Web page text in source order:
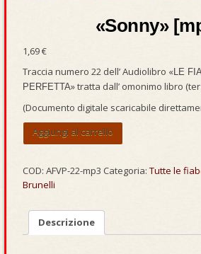
«Sonny»
1,69€
Traccia numero 22 dell’ Audiolibro «LE
PERFETTA» tratta dall’ omonimo libro
(Documento digitale scaricabile
«Sonny»
[mp3]
Aggiungi al carrello
COD:AFVP-22-mp3 Categoria:Tutte le
Brunelli
Descrizione